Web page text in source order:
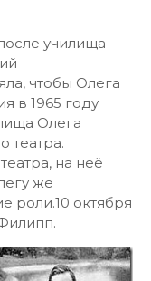
училища
чтобы Олега
в 1965 году
Олега
театра.
на неё
же
роли.10 октября